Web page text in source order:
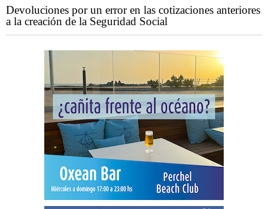
Devoluciones por un error en las cotizaciones anteriores
a la creación de la Seguridad Social